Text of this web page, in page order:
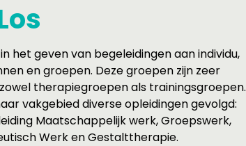
het geven van begeleidingen aan individu,
en groepen. Deze groepen zijn zeer
therapiegroepen als trainingsgroepen.
vakgebied diverse opleidingen gevolgd:
Maatschappelijk werk, Groepswerk,
Werk en Gestalttherapie.